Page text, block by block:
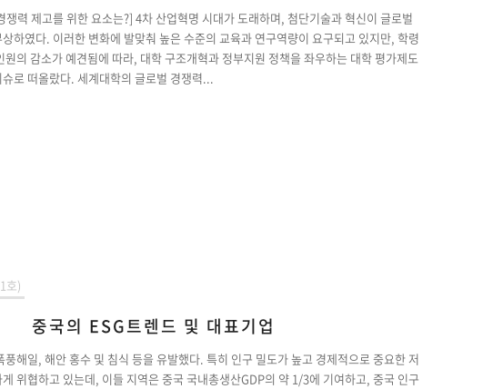
쟁력 제고를 위한 요소는?] 4차 산업혁명 시대가 도래하며, 첨단기술과 혁신이 글로벌
하였다. 이러한 변화에 발맞춰 높은 수준의 교육과 연구역량이 요구되고 있지만, 학령
원의 감소가 예견됨에 따라, 대학 구조개혁과 정부지원 정책을 좌우하는 대학 평가제도
로 떠올랐다. 세계대학의 글로벌 경쟁력...
호)
중국의 ESG트렌드 및 대표기업
해일, 해안 홍수 및 침식 등을 유발했다. 특히 인구 밀도가 높고 경제적으로 중요한 저
위협하고 있는데, 이들 지역은 중국 국내총생산GDP의 약 1/3에 기여하고, 중국 인구